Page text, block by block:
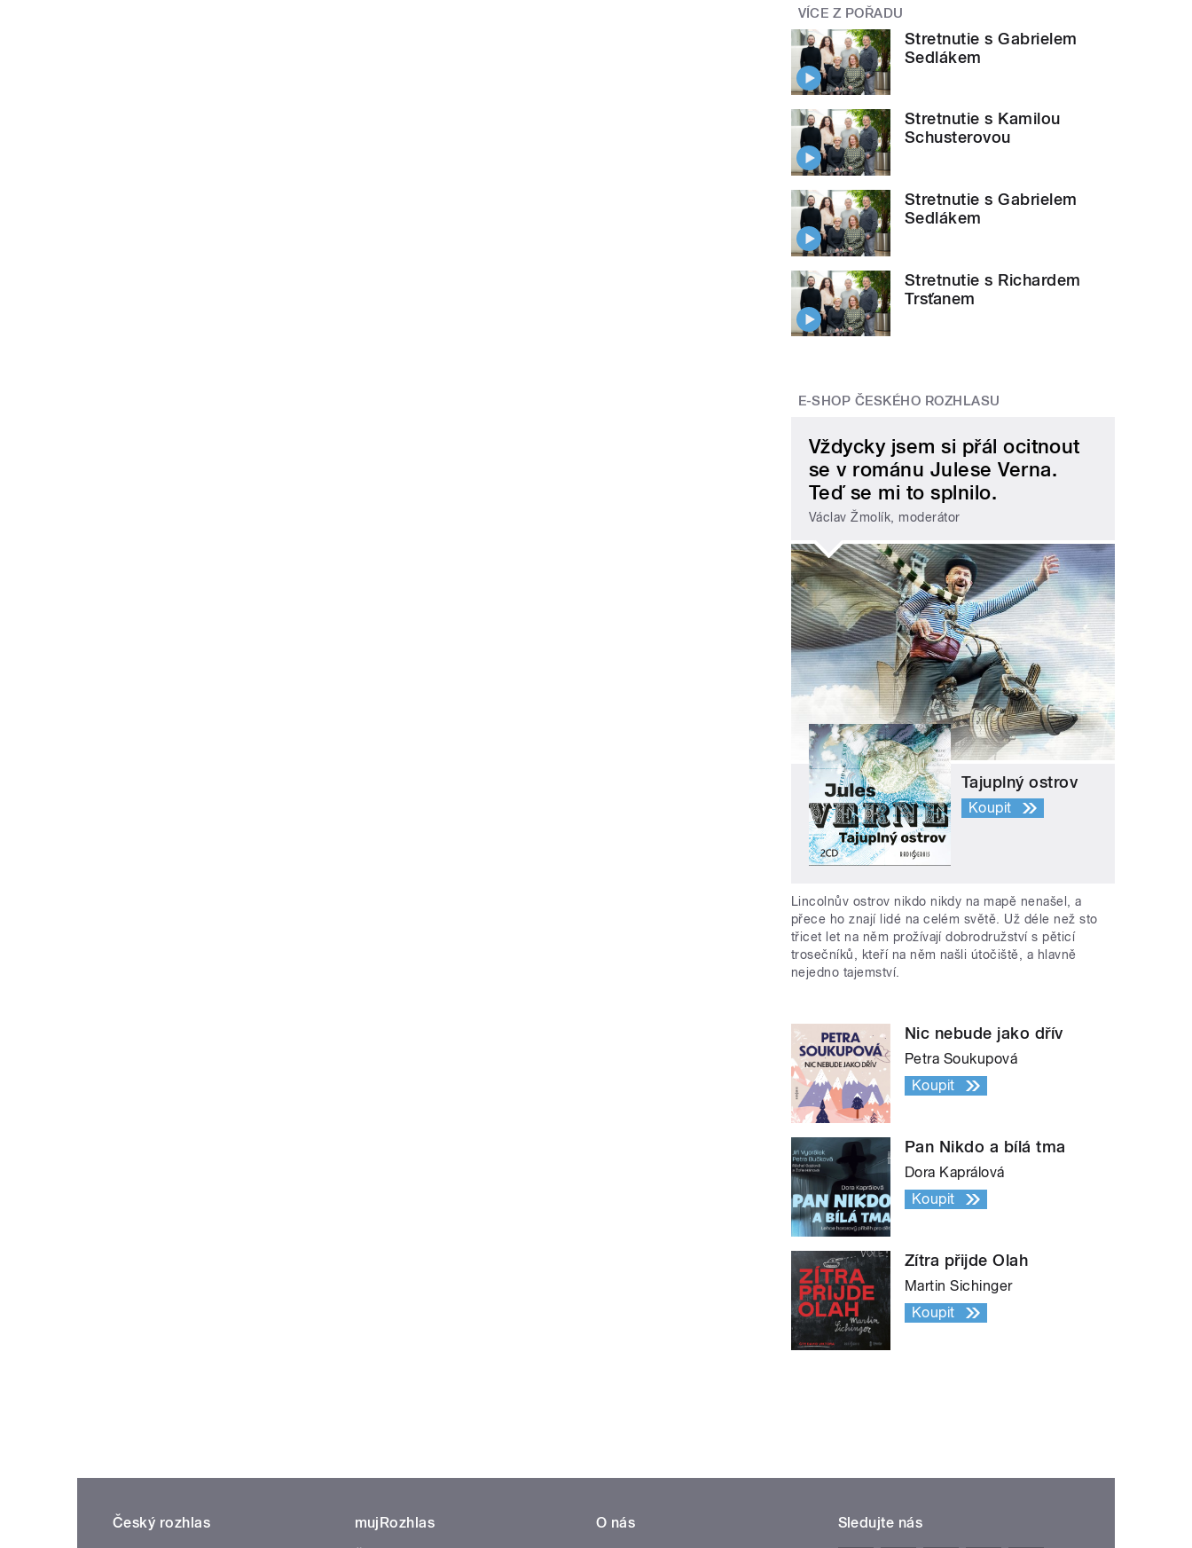
VÍCE Z POŘADU
Stretnutie s Gabrielem
Sedlákem
Stretnutie s Kamilou
Schusterovou
Stretnutie s Gabrielem
Sedlákem
Stretnutie s Richardem
Trsťanem
E-SHOP ČESKÉHO ROZHLASU
Vždycky jsem si přál ocitnout
se v románu Julese Verna.
Teď se mi to splnilo.
Václav Žmolík, moderátor
Tajuplný ostrov
Koupit
Lincolnův ostrov nikdo nikdy na mapě nenašel, a
přece ho znají lidé na celém světě. Už déle než sto
třicet let na něm prožívají dobrodružství s pěticí
trosečníků, kteří na něm našli útočiště, a hlavně
nejedno tajemství.
Nic nebude jako dřív
Petra Soukupová
Koupit
Pan Nikdo a bílá tma
Dora Kaprálová
Koupit
Zítra přijde Olah
Martin Sichinger
Koupit
Český rozhlas mujRozhlas O nás Sledujte nás